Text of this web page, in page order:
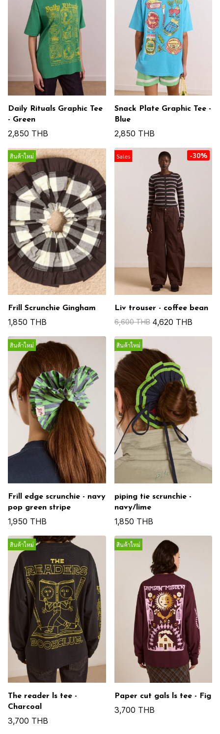
Daily Rituals Graphic Tee
- Green
2,850 THB
Snack Plate Graphic Tee -
Blue
2,850 THB
สินค้าใหม่
Frill Scrunchie Gingham
1,850 THB
Sales -30%
Liv trouser - coffee bean
6,600 THB 4,620 THB
สินค้าใหม่
Frill edge scrunchie - navy
pop green stripe
1,950 THB
สินค้าใหม่
piping tie scrunchie -
navy/lime
1,850 THB
สินค้าใหม่
The reader ls tee -
Charcoal
3,700 THB
สินค้าใหม่
Paper cut gals ls tee - Fig
3,700 THB